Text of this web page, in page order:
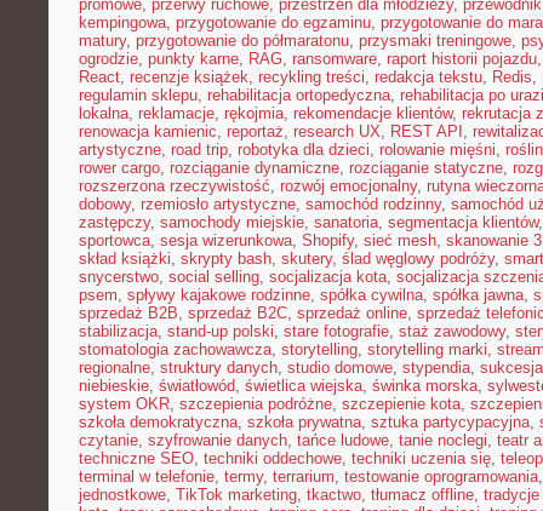
promowe, przerwy ruchowe, przestrzeń dla młodzieży,
kempingowa, przygotowanie do egzaminu, przygotowanie do
matury, przygotowanie do półmaratonu, przysmaki treningowe,
ogrodzie, punkty karne, RAG, ransomware, raport historii pojazdu
React, recenzje książek, recykling treści, redakcja tekstu, Redis,
regulamin sklepu, rehabilitacja ortopedyczna, rehabilitacja po
lokalna, reklamacje, rękojmia, rekomendacje klientów, rekrutacja
renowacja kamienic, reportaż, research UX, REST API ,
artystyczne, road trip, robotyka dla dzieci, rolowanie mięśni,
rower cargo, rozciąganie dynamiczne, rozciąganie statyczne,
rozszerzona rzeczywistość, rozwój emocjonalny, rutyna
dobowy, rzemiosło artystyczne, samochód rodzinny, samochód
zastępczy, samochody miejskie, sanatoria, segmentacja klientów
sportowca, sesja wizerunkowa, Shopify, sieć mesh, skanowanie
skład książki, skrypty bash, skutery, ślad węglowy podróży,
snycerstwo, social selling, socjalizacja kota, socjalizacja
psem, spływy kajakowe rodzinne, spółka cywilna, spółka jawna,
sprzedaż B2B, sprzedaż B2C, sprzedaż online, sprzedaż
stabilizacja, stand-up polski, stare fotografie, staż zawodowy,
stomatologia zachowawcza, storytelling, storytelling marki,
regionalne, struktury danych, studio domowe, stypendia,
niebieskie, światłowód, świetlica wiejska, świnka morska,
system OKR, szczepienia podróżne, szczepienie kota,
szkoła demokratyczna, szkoła prywatna, sztuka partycypacyjna,
czytanie, szyfrowanie danych, tańce ludowe, tanie noclegi, teatr
techniczne SEO, techniki oddechowe, techniki uczenia się,
terminal w telefonie, termy, terrarium, testowanie oprogramowania
jednostkowe, TikTok marketing, tkactwo, tłumacz offline, tradycje